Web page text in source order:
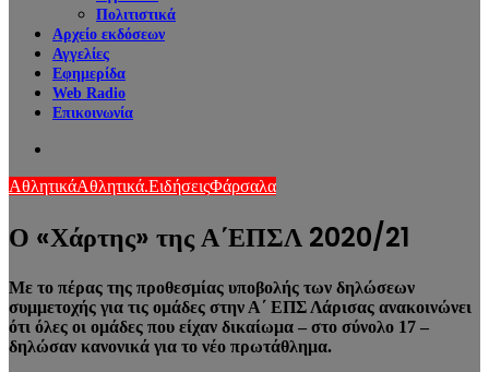
Πολιτιστικά
Αρχείο εκδόσεων
Αγγελίες
Εφημερίδα
Web Radio
Επικοινωνία
ΑθλητικάΑθλητικά.ΕιδήσειςΦάρσαλα
Ο «Χάρτης» της Α΄ΕΠΣΛ 2020/21
Με το πέρας της προθεσμίας υποβολής των δηλώσεων
συμμετοχής για τις ομάδες στην Α΄ ΕΠΣ Λάρισας ανακοινώνει
ότι όλες οι ομάδες που είχαν δικαίωμα – στο σύνολο 17 –
δηλώσαν κανονικά για το νέο πρωτάθλημα.